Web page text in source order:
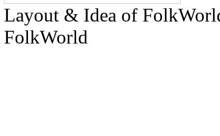
Layout & Idea of
FolkWorld